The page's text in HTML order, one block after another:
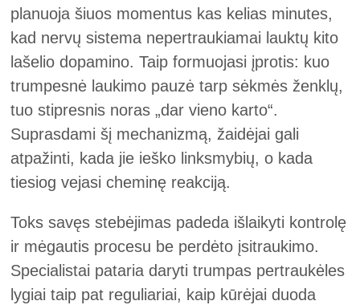
planuoja šiuos momentus kas kelias minutes,
kad nervų sistema nepertraukiamai lauktų kito
lašelio dopamino. Taip formuojasi įprotis: kuo
trumpesnė laukimo pauzė tarp sėkmės ženklų,
tuo stipresnis noras „dar vieno karto“.
Suprasdami šį mechanizmą, žaidėjai gali
atpažinti, kada jie ieško linksmybių, o kada
tiesiog vejasi cheminę reakciją.
Toks savęs stebėjimas padeda išlaikyti kontrolę
ir mėgautis procesu be perdėto įsitraukimo.
Specialistai pataria daryti trumpas pertraukėles
lygiai taip pat reguliariai, kaip kūrėjai duoda